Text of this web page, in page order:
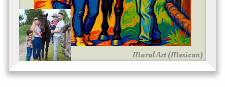
Mural Art (Mexican)